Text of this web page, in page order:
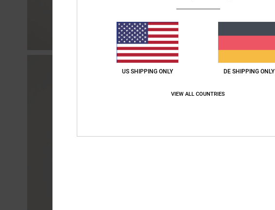
US SHIPPING ONLY DE SHIPPING ONLY
VIEW ALL COUNTRIES